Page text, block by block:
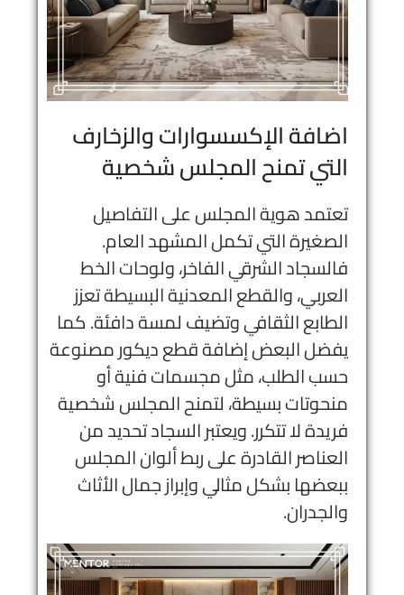
اضافة الإكسسوارات والزخارف
التي تمنح المجلس شخصية
تعتمد هوية المجلس على التفاصيل
الصغيرة التي تكمل المشهد العام.
فالسجاد الشرقي الفاخر، ولوحات الخط
العربي، والقطع المعدنية البسيطة تعزز
الطابع الثقافي وتضيف لمسة دافئة. كما
يفضل البعض إضافة قطع ديكور مصنوعة
حسب الطلب، مثل مجسمات فنية أو
منحوتات بسيطة، لتمنح المجلس شخصية
فريدة لا تتكرر. ويعتبر السجاد تحديد من
العناصر القادرة على ربط ألوان المجلس
ببعضها بشكل مثالي وإبراز جمال الأثاث
والجدران.